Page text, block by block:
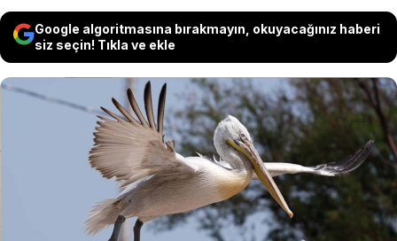
Google algoritmasına bırakmayın, okuyacağınız haberi
siz seçin! Tıkla ve ekle
İzmir'de 56 yaşındaki emekli Bedii Akson,
Gediz Deltası'nda yaşayan ve kent
merkezine de gelen tepeli pelikanları her
gün aynı saatte balık artıklarıyla besliyor.